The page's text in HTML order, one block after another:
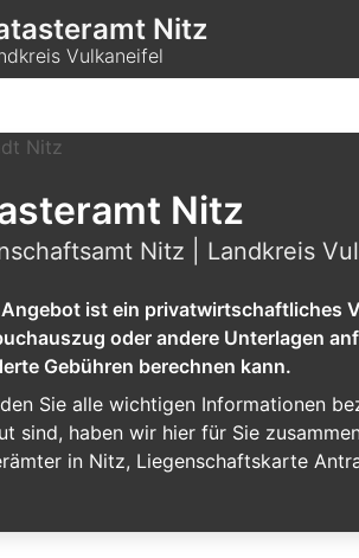
Nitz
Vulkaneifel
Nitz
Nitz | Landkreis
ist ein privatwirtschaftliches
oder andere Unterlagen
Gebühren berechnen kann.
Sie alle wichtigen Informationen
sind, haben wir hier für Sie
in Nitz, Liegenschaftskarte